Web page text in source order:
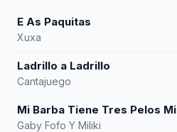
E As Paquitas
Xuxa
Ladrillo a Ladrillo
Cantajuego
Mi Barba Tiene Tres Pelos
Gaby Fofo Y Miliki